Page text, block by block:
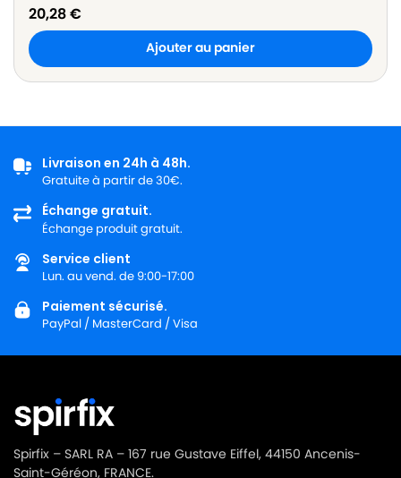
20,28€
Ajouter au panier
Livraison en 24h à 48h.
Gratuite à partir de 30€.
Échange gratuit.
Échange produit gratuit.
Service client
Lun. au vend. de 9:00-17:00
Paiement sécurisé.
PayPal / MasterCard / Visa
Spirfix – SARL RA – 167 rue Gustave Eiffel, 44150 Ancenis-
Saint-Géréon, FRANCE.